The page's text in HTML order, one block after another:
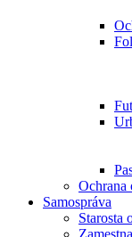
Ochrana
Samospráva
Starosta